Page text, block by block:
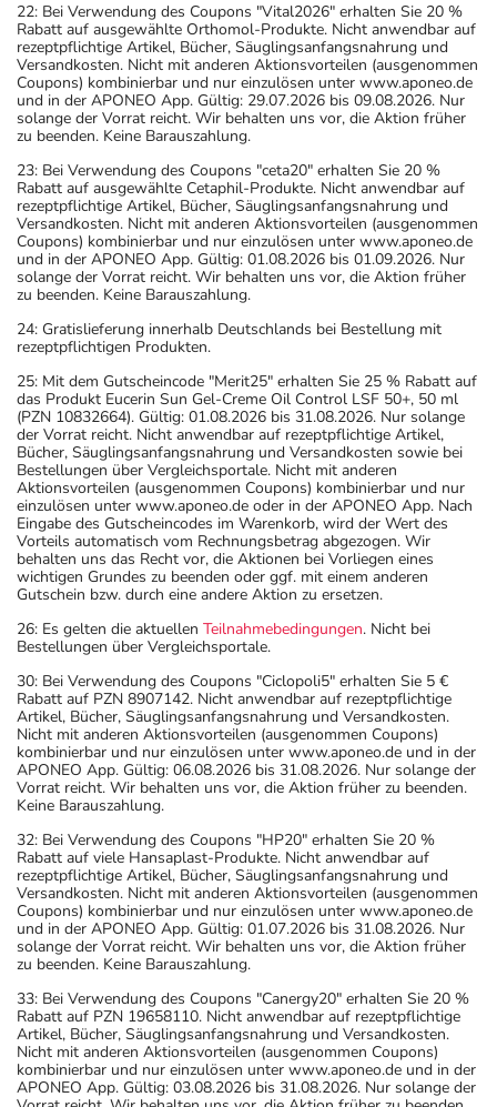
22: Bei Verwendung des Coupons "Vital2026" erhalten Sie 20 %
Rabatt auf ausgewählte Orthomol-Produkte. Nicht anwendbar auf
rezeptpflichtige Artikel, Bücher, Säuglingsanfangsnahrung und
Versandkosten. Nicht mit anderen Aktionsvorteilen (ausgenommen
Coupons) kombinierbar und nur einzulösen unter www.aponeo.de
und in der APONEO App. Gültig: 29.07.2026 bis 09.08.2026. Nur
solange der Vorrat reicht. Wir behalten uns vor, die Aktion früher
zu beenden. Keine Barauszahlung.
23: Bei Verwendung des Coupons "ceta20" erhalten Sie 20 %
Rabatt auf ausgewählte Cetaphil-Produkte. Nicht anwendbar auf
rezeptpflichtige Artikel, Bücher, Säuglingsanfangsnahrung und
Versandkosten. Nicht mit anderen Aktionsvorteilen (ausgenommen
Coupons) kombinierbar und nur einzulösen unter www.aponeo.de
und in der APONEO App. Gültig: 01.08.2026 bis 01.09.2026. Nur
solange der Vorrat reicht. Wir behalten uns vor, die Aktion früher
zu beenden. Keine Barauszahlung.
24: Gratislieferung innerhalb Deutschlands bei Bestellung mit
rezeptpflichtigen Produkten.
25: Mit dem Gutscheincode "Merit25" erhalten Sie 25 % Rabatt auf
das Produkt Eucerin Sun Gel-Creme Oil Control LSF 50+, 50 ml
(PZN 10832664). Gültig: 01.08.2026 bis 31.08.2026. Nur solange
der Vorrat reicht. Nicht anwendbar auf rezeptpflichtige Artikel,
Bücher, Säuglingsanfangsnahrung und Versandkosten sowie bei
Bestellungen über Vergleichsportale. Nicht mit anderen
Aktionsvorteilen (ausgenommen Coupons) kombinierbar und nur
einzulösen unter www.aponeo.de oder in der APONEO App. Nach
Eingabe des Gutscheincodes im Warenkorb, wird der Wert des
Vorteils automatisch vom Rechnungsbetrag abgezogen. Wir
behalten uns das Recht vor, die Aktionen bei Vorliegen eines
wichtigen Grundes zu beenden oder ggf. mit einem anderen
Gutschein bzw. durch eine andere Aktion zu ersetzen.
26: Es gelten die aktuellen Teilnahmebedingungen. Nicht bei
Bestellungen über Vergleichsportale.
30: Bei Verwendung des Coupons "Ciclopoli5" erhalten Sie 5 €
Rabatt auf PZN 8907142. Nicht anwendbar auf rezeptpflichtige
Artikel, Bücher, Säuglingsanfangsnahrung und Versandkosten.
Nicht mit anderen Aktionsvorteilen (ausgenommen Coupons)
kombinierbar und nur einzulösen unter www.aponeo.de und in der
APONEO App. Gültig: 06.08.2026 bis 31.08.2026. Nur solange der
Vorrat reicht. Wir behalten uns vor, die Aktion früher zu beenden.
Keine Barauszahlung.
32: Bei Verwendung des Coupons "HP20" erhalten Sie 20 %
Rabatt auf viele Hansaplast-Produkte. Nicht anwendbar auf
rezeptpflichtige Artikel, Bücher, Säuglingsanfangsnahrung und
Versandkosten. Nicht mit anderen Aktionsvorteilen (ausgenommen
Coupons) kombinierbar und nur einzulösen unter www.aponeo.de
und in der APONEO App. Gültig: 01.07.2026 bis 31.08.2026. Nur
solange der Vorrat reicht. Wir behalten uns vor, die Aktion früher
zu beenden. Keine Barauszahlung.
33: Bei Verwendung des Coupons "Canergy20" erhalten Sie 20 %
Rabatt auf PZN 19658110. Nicht anwendbar auf rezeptpflichtige
Artikel, Bücher, Säuglingsanfangsnahrung und Versandkosten.
Nicht mit anderen Aktionsvorteilen (ausgenommen Coupons)
kombinierbar und nur einzulösen unter www.aponeo.de und in der
APONEO App. Gültig: 03.08.2026 bis 31.08.2026. Nur solange der